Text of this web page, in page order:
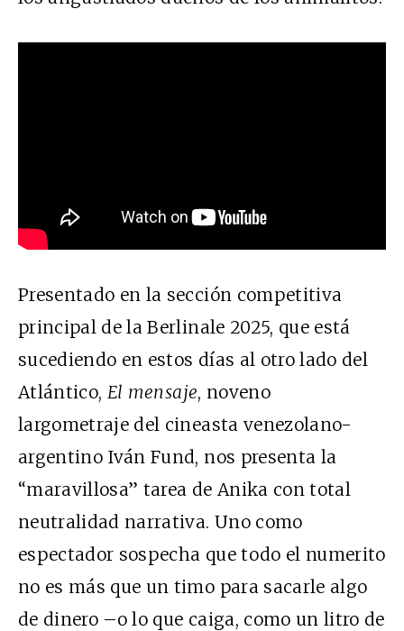
Presentado en la sección competitiva
principal de la Berlinale 2025, que está
sucediendo en estos días al otro lado del
Atlántico, El mensaje, noveno
largometraje del cineasta venezolano-
argentino Iván Fund, nos presenta la
“maravillosa” tarea de Anika con total
neutralidad narrativa. Uno como
espectador sospecha que todo el numerito
no es más que un timo para sacarle algo
de dinero –o lo que caiga, como un litro de